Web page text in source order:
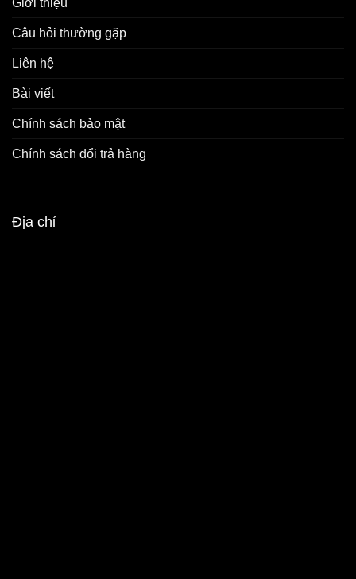
Câu hỏi thường gặp
Liên hệ
Bài viết
Chính sách bảo mật
Chính sách đổi trả hàng
Địa chỉ